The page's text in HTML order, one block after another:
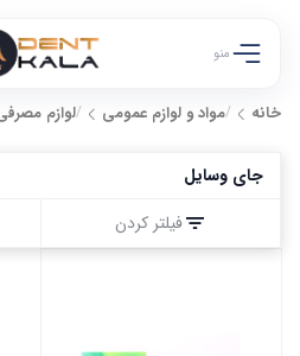
منو
خانه /مواد و لوازم عمومی /لوازم
جای وسایل
فیلتر کردن